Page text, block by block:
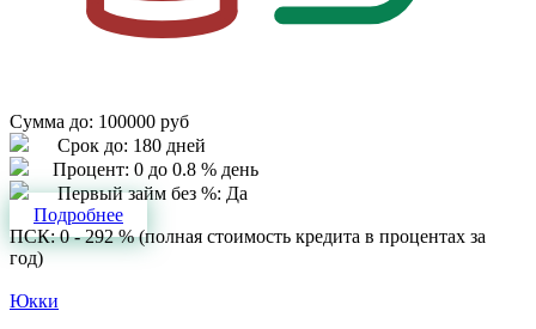
Сумма до: 100000 руб
Срок до: 180 дней
Процент: 0 до 0.8 % день
Первый займ без %: Да
Подробнее
ПСК: 0 - 292 % (полная стоимость кредита в процентах за
год)
Юкки